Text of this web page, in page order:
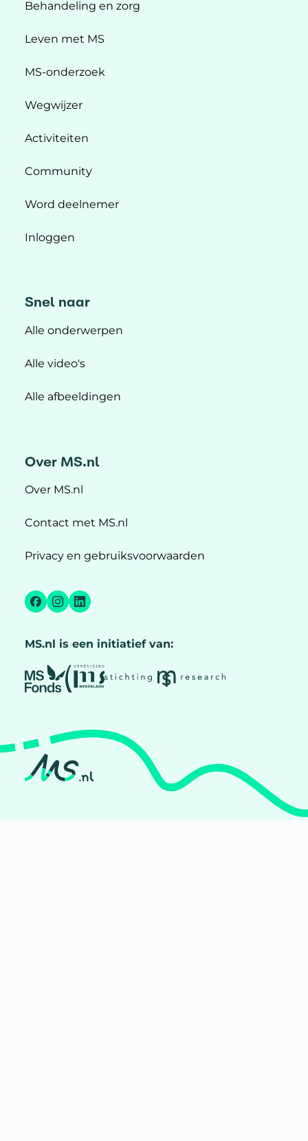
Behandeling en zorg
Leven met MS
MS-onderzoek
Wegwijzer
Activiteiten
Community
Word deelnemer
Inloggen
Snel naar
Alle onderwerpen
Alle video's
Alle afbeeldingen
Over MS.nl
Over MS.nl
Contact met MS.nl
Privacy en gebruiksvoorwaarden
Facebook
Instagram
LinkedIn
MS.nl is een initiatief van: